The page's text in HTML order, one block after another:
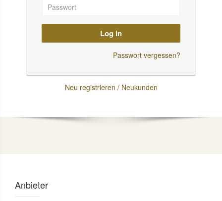
Log in
Passwort vergessen?
Neu registrieren / Neukunden
Anbieter